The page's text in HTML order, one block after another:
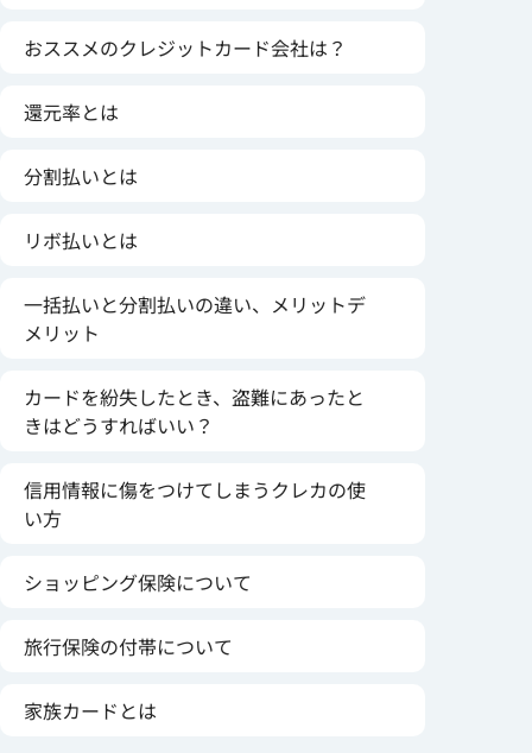
おススメのクレジットカード会社は？
還元率とは
分割払いとは
リボ払いとは
一括払いと分割払いの違い、メリットデ
メリット
カードを紛失したとき、盗難にあったと
きはどうすればいい？
信用情報に傷をつけてしまうクレカの使
い方
ショッピング保険について
旅行保険の付帯について
家族カードとは